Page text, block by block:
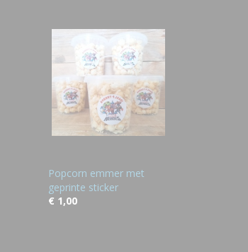
Popcorn emmer met
geprinte sticker
€ 1,00